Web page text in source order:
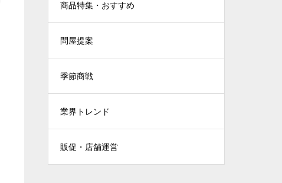
商品特集・おすすめ
問屋提案
季節商戦
業界トレンド
販促・店舗運営